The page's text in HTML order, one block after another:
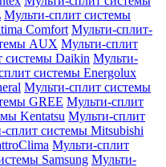
Мульти-сплит системы
Comfort Мульти-сплит-
AUX Мульти-сплит
системы Daikin Мульти-
системы Energolux
Мульти-сплит системы
GREE Мульти-сплит
Kentatsu Мульти-сплит
сплит системы Mitsubishi
Мульти-сплит
Samsung Мульти-